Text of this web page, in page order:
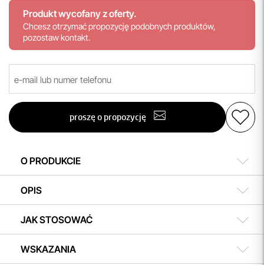
Produkt wycofany z oferty.
Chcesz otrzymać propozycję podobnych produktów,
pozostaw kontakt.
proszę o propozycję
O PRODUKCIE
OPIS
JAK STOSOWAĆ
WSKAZANIA